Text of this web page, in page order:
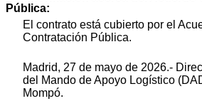
Pública:
El contrato está cubierto por el
Contratación Pública.
Madrid, 27 de mayo de 2026.-
del Mando de Apoyo Logístico
Mompó.